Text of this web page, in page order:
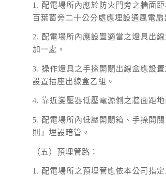
1. 配電場所內應於防火門旁之牆面
百葉窗旁二十公分處應埋設通風電扇
2. 配電場所內應設置適當之燈具出
加一處。
3. 操作燈具之手捺開關出線盒應設
設置插座出線盒乙組。
4. 靠近變壓器低壓電源側之牆面距
5. 配電場所內低壓開關箱、手捺開
則」埋設暗管。
（五）預埋管路：
1. 配電場所之預埋管應依本公司指